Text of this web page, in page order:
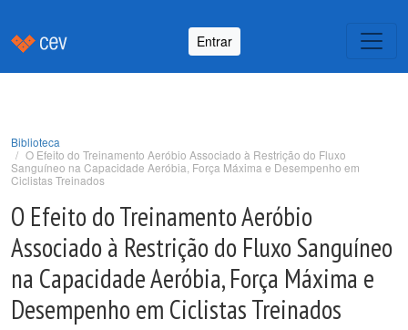
Entrar
Biblioteca
O Efeito do Treinamento Aeróbio Associado à Restrição do Fluxo
Sanguíneo na Capacidade Aeróbia, Força Máxima e Desempenho em
Ciclistas Treinados
O Efeito do Treinamento Aeróbio
Associado à Restrição do Fluxo Sanguíneo
na Capacidade Aeróbia, Força Máxima e
Desempenho em Ciclistas Treinados